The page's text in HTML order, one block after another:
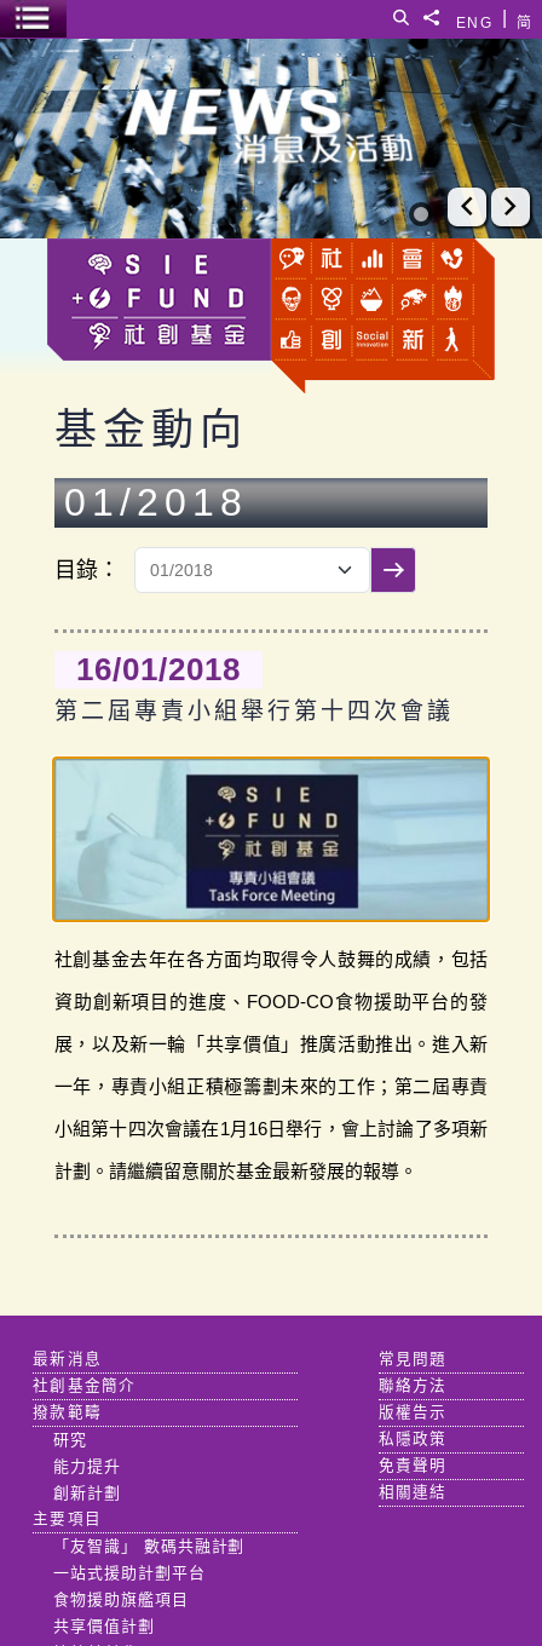
简
ENG
分享給
搜尋
選單開關
基金動向
上一張
下
基金動向
01/2018
目錄：
16/01/2018
第二屆專責小組舉行第十四次會議
社創基金去年在各方面均取得令人鼓舞的成績，包括
資助創新項目的進度、FOOD-CO食物援助平台的發
展，以及新一輪「共享價值」推廣活動推出。進入新
一年，專責小組正積極籌劃未來的工作；第二屆專責
小組第十四次會議在1月16日舉行，會上討論了多項新
計劃。請繼續留意關於基金最新發展的報導。
最新消息
社創基金簡介
撥款範疇
研究
能力提升
創新計劃
主要項目
「友智識」 數碼共融計劃
一站式援助計劃平台
食物援助旗艦項目
共享價值計劃
常見問題
聯絡方法
版權告示
私隱政策
免責聲明
相關連結